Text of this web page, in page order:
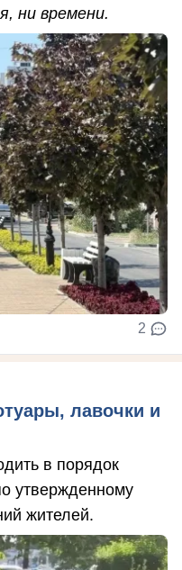
ни времени.
2
лавочки и
в порядок
утвержденному
жителей.